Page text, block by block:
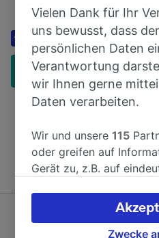
Rabattcode hinzufügen
Erhalten Sie bis zu 20
auf Aufenthalte mit
Günstige
Vergleichen Sie die Preise
und
Vielen Dank für Ihr
uns bewusst, dass
persönlichen Daten
Verantwortung
wir Ihnen gerne
Daten verarbeiten.
Wir und unsere115
oder greifen auf
Gerät zu, z.B. auf
verarbeiten. Sie können
akzeptieren oder
Ihres
Zwecke